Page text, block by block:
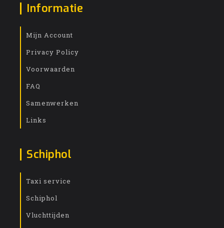
Informatie
Mijn Account
Privacy Policy
Voorwaarden
FAQ
Samenwerken
Links
Schiphol
Taxi service
Schiphol
Vluchttijden